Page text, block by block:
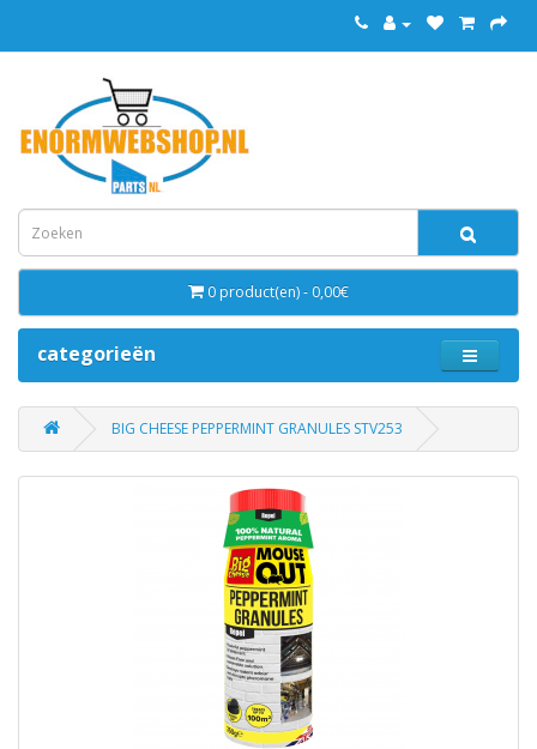
0 product(en) - 0,00€
categorieën
BIG CHEESE PEPPERMINT GRANULES STV253